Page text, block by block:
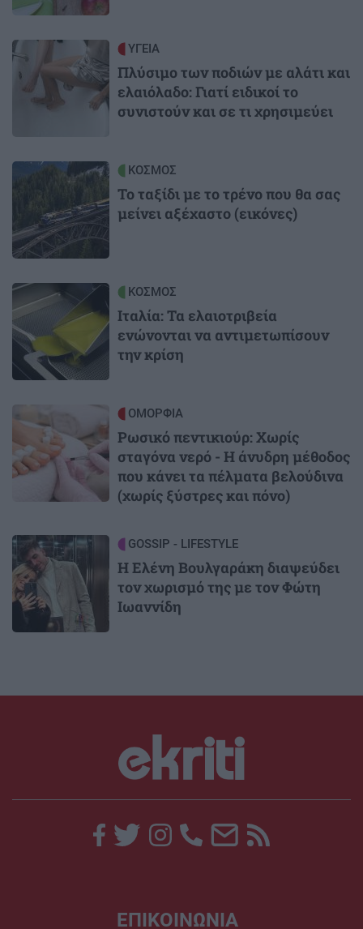
Image ΥΓΕΙΑ
Πλύσιμο των ποδιών με αλάτι και
ελαιόλαδο: Γιατί ειδικοί το
συνιστούν και σε τι χρησιμεύει
Image ΚΟΣΜΟΣ
Το ταξίδι με το τρένο που θα σας
μείνει αξέχαστο (εικόνες)
Image ΚΟΣΜΟΣ
Ιταλία: Τα ελαιοτριβεία
ενώνονται να αντιμετωπίσουν
την κρίση
ΟΜΟΡΦΙΑ
Ρωσικό πεντικιούρ: Χωρίς
σταγόνα νερό - Η άνυδρη μέθοδος
που κάνει τα πέλματα βελούδινα
(χωρίς ξύστρες και πόνο)
Image GOSSIP - LIFESTYLE
Η Ελένη Βουλγαράκη διαψεύδει
τον χωρισμό της με τον Φώτη
Ιωαννίδη
ΕΠΙΚΟΙΝΩΝΙΑ